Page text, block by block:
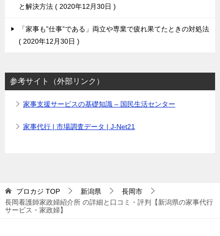
と解決方法
2020年12月30日
「家事も”仕事”である」両立や専業で疲れ果てたときの対処法
2020年12月30日
参考サイト（外部リンク）
家事支援サービスの基礎知識 – 国民生活センター
家事代行 | 市場調査データ | J-Net21
プロカジ TOP 新潟県
長岡市
長岡看護師家政婦紹介所 の詳細と口コミ・評判【新潟県の家事代行
サービス・家政婦】